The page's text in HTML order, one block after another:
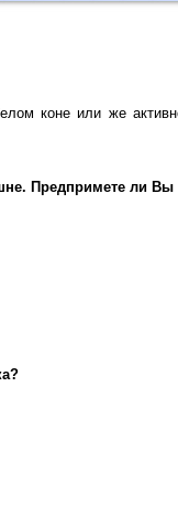
коне или же
Предпримете ли Вы